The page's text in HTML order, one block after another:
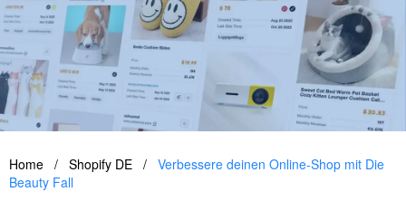
Home / Shopify DE / Verbessere deinen Online-Shop mit Die
Beauty Fall